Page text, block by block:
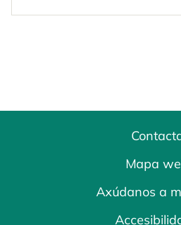
Mapa
Axúdanos a